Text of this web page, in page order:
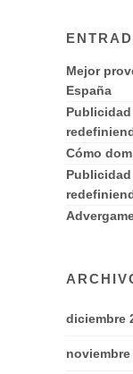
Mejor
España
Cómo
diciembre
noviembre